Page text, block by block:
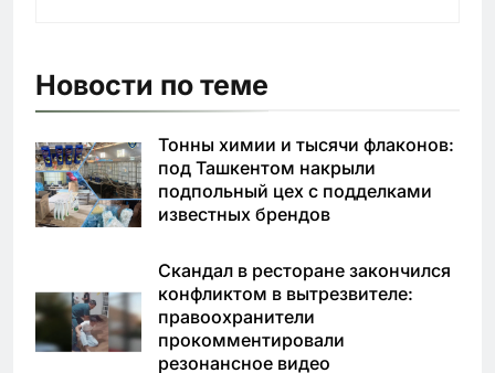
Новости по теме
Тонны химии и тысячи флаконов:
под Ташкентом накрыли
подпольный цех с подделками
известных брендов
Скандал в ресторане закончился
конфликтом в вытрезвителе:
правоохранители
прокомментировали
резонансное видео